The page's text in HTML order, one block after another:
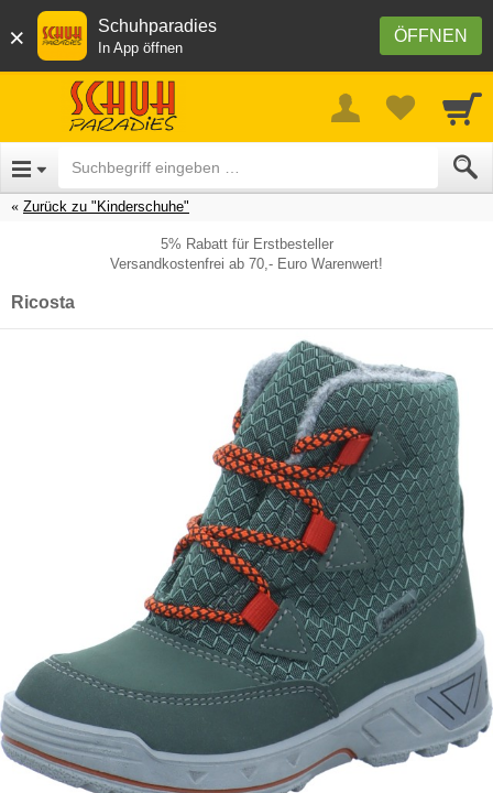
× ÖFFNEN
Schuhparadies
In App öffnen
Zurück zu "Kinderschuhe"
5% Rabatt für Erstbesteller
Versandkostenfrei ab 70,- Euro Warenwert!
Ricosta